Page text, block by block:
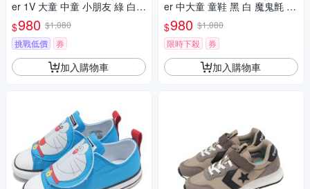
er 1V 大童 中童 小朋友 綠 白
魔鬼氈 麂皮 尼龍 A16418C
$980 $1,080
挑戰低價
券
加入購物車
er 中大童 童鞋 黑 白 魔鬼氈 復
古 A13095C
$980 $1,080
限時下殺
券
加入購物車